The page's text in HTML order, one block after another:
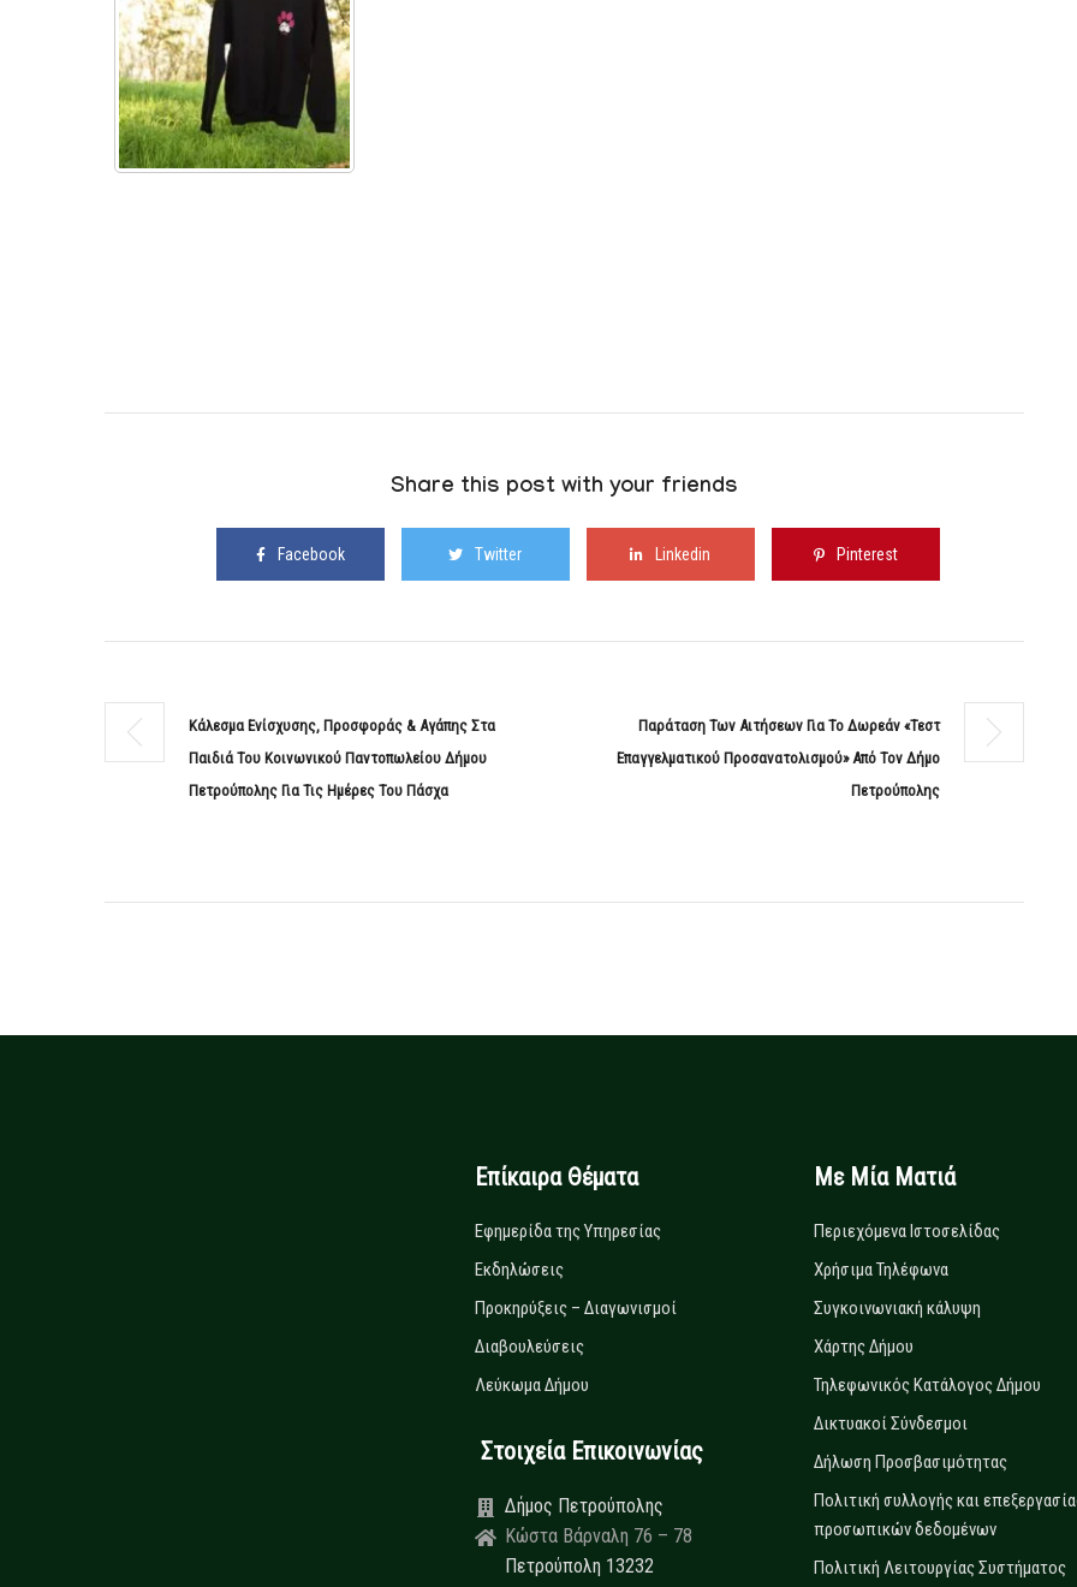
Share this post with your friends
Facebook Twitter Linkedin Pinterest
Κάλεσμα Ενίσχυσης, Προσφοράς & Αγάπης Στα
Παιδιά Του Κοινωνικού Παντοπωλείου Δήμου
Πετρούπολης Για Τις Ημέρες Του Πάσχα
Παράταση Των Αιτήσεων Για Το Δωρεάν «Τεστ
Επαγγελματικού Προσανατολισμού» Από Τον Δήμο
Πετρούπολης
Επίκαιρα Θέματα
Εφημερίδα της Υπηρεσίας
Εκδηλώσεις
Προκηρύξεις – Διαγωνισμοί
Διαβουλεύσεις
Λεύκωμα Δήμου
Στοιχεία Επικοινωνίας
Δήμος Πετρούπολης
Κώστα Βάρναλη 76 – 78
Πετρούπολη 13232
Με Μία Ματιά
Περιεχόμενα Ιστοσελίδας
Χρήσιμα Τηλέφωνα
Συγκοινωνιακή κάλυψη
Χάρτης Δήμου
Τηλεφωνικός Κατάλογος Δήμου
Δικτυακοί Σύνδεσμοι
Δήλωση Προσβασιμότητας
Πολιτική συλλογής και
προσωπικών δεδομένων
Πολιτική Λειτουργίας Συστήματος